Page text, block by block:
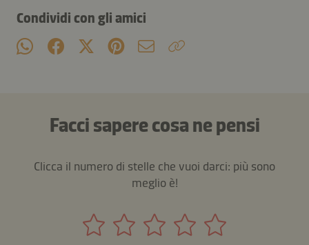
Condividi con gli amici
Facci sapere cosa ne pensi
Clicca il numero di stelle che vuoi darci: più sono
meglio è!